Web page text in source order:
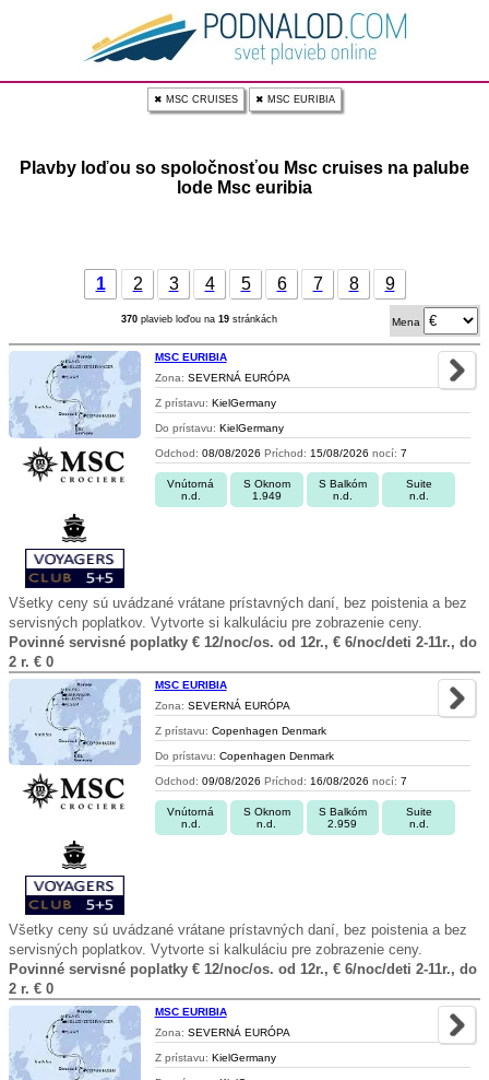
✖ MSC CRUISES ✖ MSC EURIBIA
Plavby loďou so spoločnosťou Msc cruises na palube
lode Msc euribia
1 2 3 4 5 6 7 8 9
370 plavieb loďou na 19 stránkách Mena
MSC EURIBIA
Zona: SEVERNÁ EURÓPA
Z prístavu: KielGermany
Do prístavu: KielGermany
Odchod: 08/08/2026 Príchod: 15/08/2026 nocí: 7
Vnútorná
n.d.
S Oknom
1.949
S Balkóm
n.d.
Suite
n.d.
Všetky ceny sú uvádzané vrátane prístavných daní, bez poistenia a bez
servisných poplatkov. Vytvorte si kalkuláciu pre zobrazenie ceny.
Povinné servisné poplatky € 12/noc/os. od 12r., € 6/noc/deti 2-11r., do
2 r. € 0
MSC EURIBIA
Zona: SEVERNÁ EURÓPA
Z prístavu: Copenhagen Denmark
Do prístavu: Copenhagen Denmark
Odchod: 09/08/2026 Príchod: 16/08/2026 nocí: 7
Vnútorná
n.d.
S Oknom
n.d.
S Balkóm
2.959
Suite
n.d.
Všetky ceny sú uvádzané vrátane prístavných daní, bez poistenia a bez
servisných poplatkov. Vytvorte si kalkuláciu pre zobrazenie ceny.
Povinné servisné poplatky € 12/noc/os. od 12r., € 6/noc/deti 2-11r., do
2 r. € 0
MSC EURIBIA
Zona: SEVERNÁ EURÓPA
Z prístavu: KielGermany